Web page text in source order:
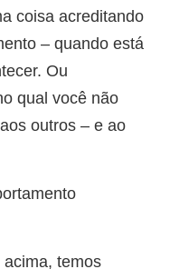
coisa acreditando
– quando está
Ou
qual você não
outros – e ao
temos